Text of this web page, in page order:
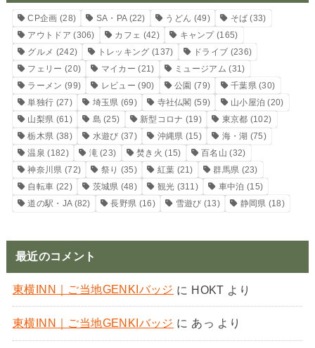
CP企画 (28) SA・PA(22) うどん (49) そば (33)
アウトドア (306) カフェ (42) キャンプ(165)
グルメ (242) トレッキング (137) ドライブ (236)
フェリー (20) マイカー (21) ミュージアム (31)
ラーメン (99) レビュー (90) 公園 (79) 千葉県(30)
単独行 (27) 埼玉県 (69) 寺社仏閣 (59) 山小屋泊 (20)
山梨県 (61) 島 (25) 新型コロナ (19) 東京都 (102)
栃木県 (38) 水遊び (37) 沖縄県 (15) 海・湖 (75)
温泉 (182) 滝(23) 焚き火 (15) 百名山 (32)
神奈川県 (72) 祭り (35) 紅葉 (21) 群馬県 (23)
自転車 (22) 茨城県 (48) 観光 (311) 車中泊 (15)
道の駅・JA(82) 長野県 (16) 雪遊び (13) 静岡県 (18)
最近のコメント
東横INN｜ご当地GENKIバッジ に HOKT より
東横INN｜ご当地GENKIバッジ に あっ より